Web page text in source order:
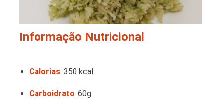
Informação Nutricional
Calorias: 350 kcal
Carboidrato: 60g